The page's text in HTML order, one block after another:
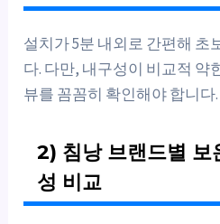
설치가 5분 내외로 간편해 초
다. 다만, 내구성이 비교적 약
뷰를 꼼꼼히 확인해야 합니다.
2) 침낭 브랜드별 보
성 비교